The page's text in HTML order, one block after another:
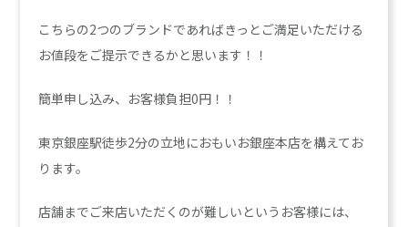
こちらの2つのブランドであればきっとご満足いただける
お値段をご提示できるかと思います！！
簡単申し込み、お客様負担0円！！
東京銀座駅徒歩2分の立地におもいお銀座本店を構えてお
ります。
店舗までご来店いただくのが難しいというお客様には、